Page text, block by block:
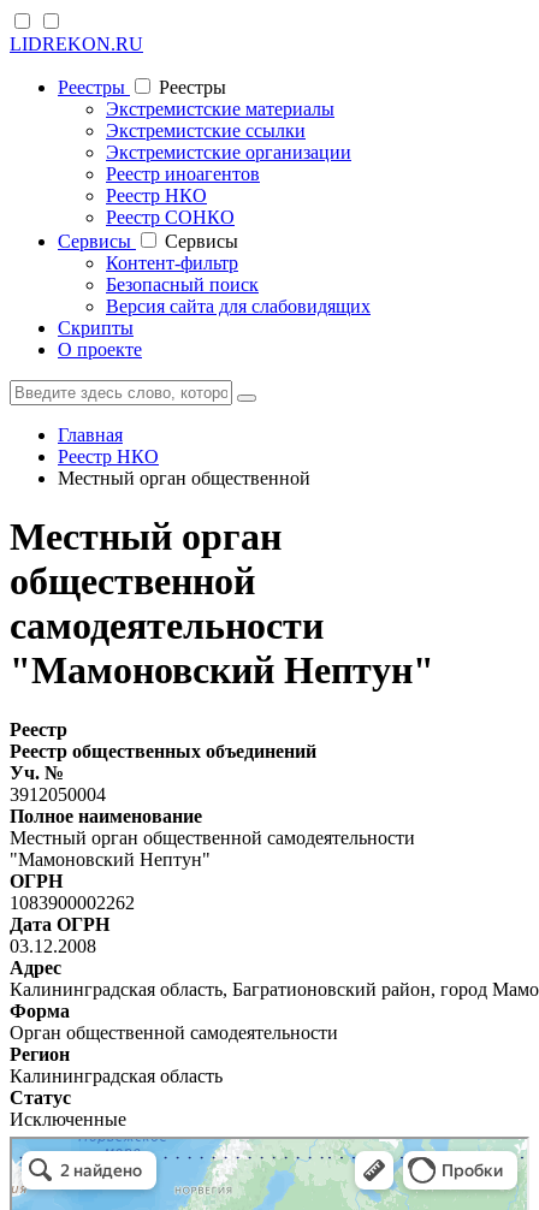
LIDREKON.RU
Реестры
Реестры
Экстремистские материалы
Экстремистские ссылки
Экстремистские организации
Реестр иноагентов
Реестр НКО
Реестр СОНКО
Cервисы
Cервисы
Контент-фильтр
Безопасный поиск
Версия сайта для слабовидящих
Скрипты
О проекте
Главная
Реестр НКО
Местный орган общественной
Местный орган
общественной
самодеятельности
"Мамоновский Нептун"
Реестр
Реестр общественных объединений
Уч. №
3912050004
Полное наименование
Местный орган общественной самодеятельности
"Мамоновский Нептун"
ОГРН
1083900002262
Дата ОГРН
03.12.2008
Адрес
Калининградская область, Багратионовский район, город
Форма
Орган общественной самодеятельности
Регион
Калининградская область
Статус
Исключенные